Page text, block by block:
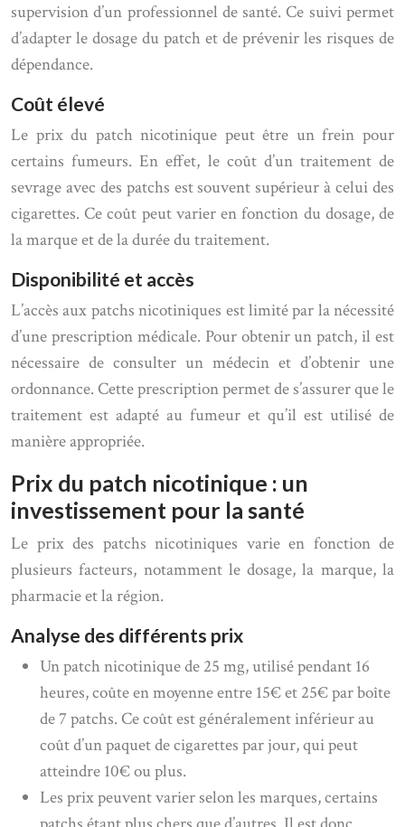
supervision d’un professionnel de santé. Ce suivi permet
d’adapter le dosage du patch et de prévenir les risques de
dépendance.
Coût élevé
Le prix du patch nicotinique peut être un frein pour
certains fumeurs. En effet, le coût d’un traitement de
sevrage avec des patchs est souvent supérieur à celui des
cigarettes. Ce coût peut varier en fonction du dosage, de
la marque et de la durée du traitement.
Disponibilité et accès
L’accès aux patchs nicotiniques est limité par la nécessité
d’une prescription médicale. Pour obtenir un patch, il est
nécessaire de consulter un médecin et d’obtenir une
ordonnance. Cette prescription permet de s’assurer que le
traitement est adapté au fumeur et qu’il est utilisé de
manière appropriée.
Prix du patch nicotinique : un
investissement pour la santé
Le prix des patchs nicotiniques varie en fonction de
plusieurs facteurs, notamment le dosage, la marque, la
pharmacie et la région.
Analyse des différents prix
Un patch nicotinique de 25 mg, utilisé pendant 16
heures, coûte en moyenne entre 15€ et 25€ par boîte
de 7 patchs. Ce coût est généralement inférieur au
coût d’un paquet de cigarettes par jour, qui peut
atteindre 10€ ou plus.
Les prix peuvent varier selon les marques, certains